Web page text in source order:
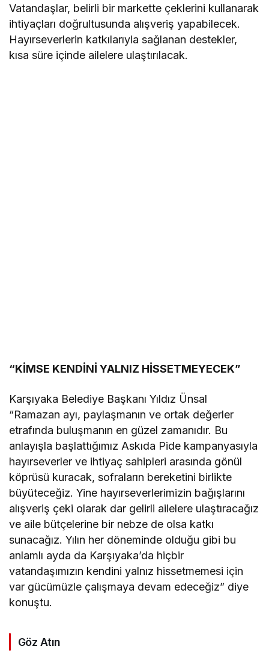
Vatandaşlar, belirli bir markette çeklerini kullanarak
ihtiyaçları doğrultusunda alışveriş yapabilecek.
Hayırseverlerin katkılarıyla sağlanan destekler,
kısa süre içinde ailelere ulaştırılacak.
“KİMSE KENDİNİ YALNIZ HİSSETMEYECEK”
Karşıyaka Belediye Başkanı Yıldız Ünsal
“Ramazan ayı, paylaşmanın ve ortak değerler
etrafında buluşmanın en güzel zamanıdır. Bu
anlayışla başlattığımız Askıda Pide kampanyasıyla
hayırseverler ve ihtiyaç sahipleri arasında gönül
köprüsü kuracak, sofraların bereketini birlikte
büyüteceğiz. Yine hayırseverlerimizin bağışlarını
alışveriş çeki olarak dar gelirli ailelere ulaştıracağız
ve aile bütçelerine bir nebze de olsa katkı
sunacağız. Yılın her döneminde olduğu gibi bu
anlamlı ayda da Karşıyaka’da hiçbir
vatandaşımızın kendini yalnız hissetmemesi için
var gücümüzle çalışmaya devam edeceğiz” diye
konuştu.
Göz Atın